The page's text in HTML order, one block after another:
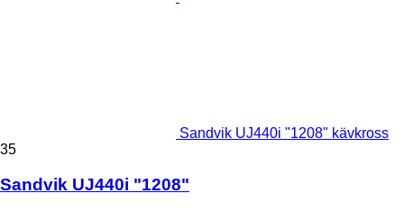
Sandvik UJ440i "1208" kävkross
35
Sandvik UJ440i "1208"